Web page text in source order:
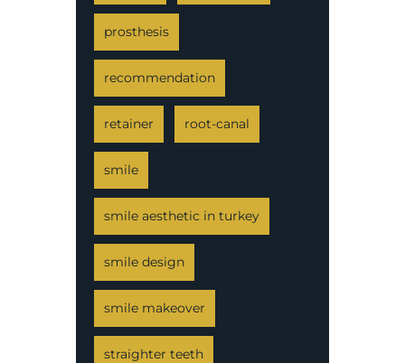
prosthesis
recommendation
retainer root-canal
smile
smile aesthetic in turkey
smile design
smile makeover
straighter teeth